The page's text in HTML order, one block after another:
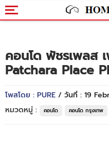
คอนโด พัชรเพลส
Patchara Place
โพสโดย : PURE / วันที่ : 19
หมวดหมู่ :
คอนโด คอนโด กรุงเทพ